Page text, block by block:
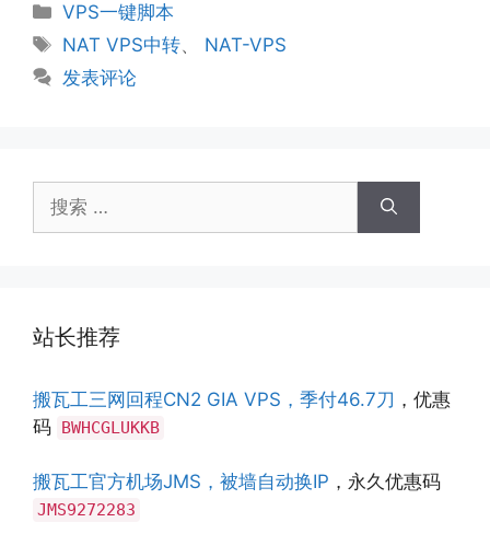
分
类
VPS一键脚本
标
签
NAT VPS中转、 NAT-VPS
发表评论
索：
站长推荐
搬瓦工三网回程CN2 GIA VPS，季付46.7刀 ，优惠
码 BWHCGLUKKB
搬瓦工官方机场JMS，被墙自动换IP ，永久优惠码
JMS9272283